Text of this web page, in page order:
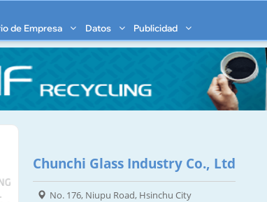
de Empresa Datos Publicidad
Chunchi Glass Industry Co., Ltd
No. 176, Niupu Road, Hsinchu City